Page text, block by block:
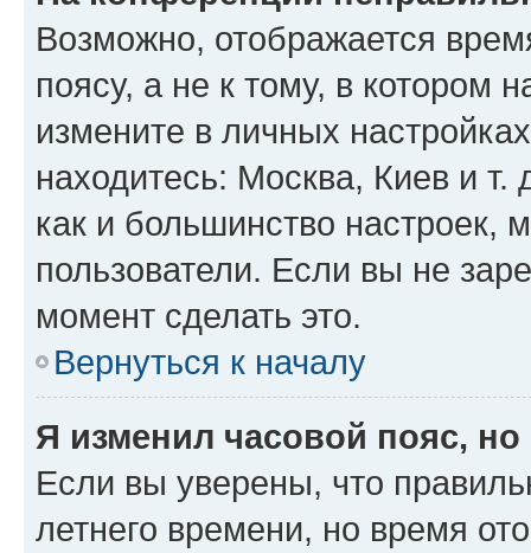
Возможно, отображается
поясу, а не к тому, в котором
измените в личных
находитесь: Москва, Киев и т.
как и большинство настроек,
пользователи. Если вы не
момент сделать это.
Вернуться к началу
Я изменил часовой пояс,
Если вы уверены, что
летнего времени, но время